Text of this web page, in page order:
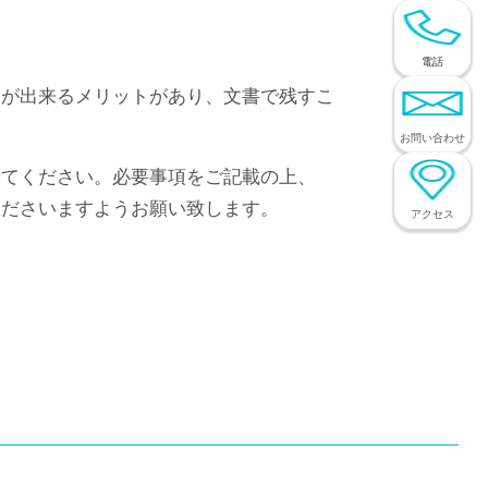
出来るメリットがあり、文書で残すこ
ださい。必要事項をご記載の上、
いますようお願い致します。
電話
お問い合わせ
アクセス